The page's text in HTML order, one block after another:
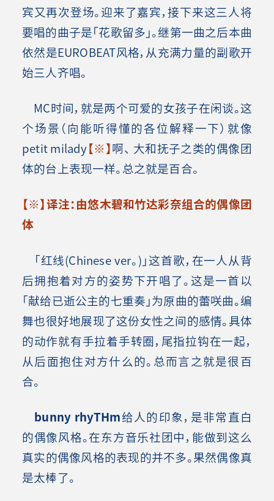
宾又再次登场。迎来了嘉宾，接下来这三人将
要唱的曲子是「花歌留多」。继第一曲之后本曲
依然是EUROBEAT风格，从充满力量的副歌开
始三人齐唱。
MC时间，就是两个可爱的女孩子在闲谈。这
个场景（向能听得懂的各位解释一下）就像
petit milady【※】啊、 大和抚子之类的偶像团
体的台上表现一样。总之就是百合。
【※】译注：由悠木碧和竹达彩奈组合的偶像团
体
「红线(Chinese ver。)」这首歌，在一人从背
后拥抱着对方的姿势下开唱了。这是一首以
「献给已逝公主的七重奏」为原曲的蕾咲曲。编
舞也很好地展现了这份女性之间的感情。具体
的动作就有手拉着手转圈，尾指拉钩在一起，
从后面抱住对方什么的。总而言之就是很百
合。
bunny rhyTHm给人的印象，是非常直白
的偶像风格。在东方音乐社团中，能做到这么
真实的偶像风格的表现的并不多。果然偶像真
是太棒了。